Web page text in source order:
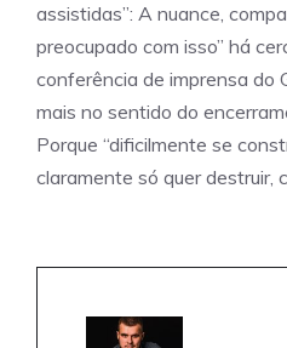
assistidas”: A nuance,
preocupado com isso” há
conferência de imprensa do
mais no sentido do
Porque “dificilmente se
claramente só quer destruir,